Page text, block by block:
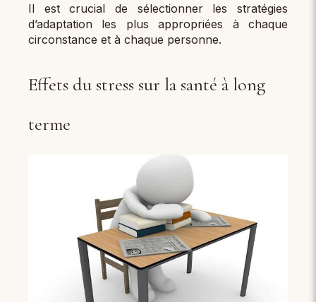
Il est crucial de sélectionner les stratégies
d’adaptation les plus appropriées à chaque
circonstance et à chaque personne.
Effets du stress sur la santé à long
terme